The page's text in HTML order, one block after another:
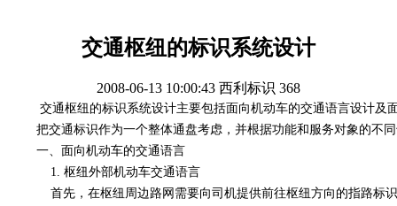
交通枢纽的标识系统设计
2008-06-13 10:00:43 西利标识 368
交通枢纽的标识系统设计主要包括面向机动车的交通语言设计及
把交通标识作为一个整体通盘考虑，并根据功能和服务对象的不
一、面向机动车的交通语言
1. 枢纽外部机动车交通语言
首先，在枢纽周边路网需要向司机提供前往枢纽方向的指路标